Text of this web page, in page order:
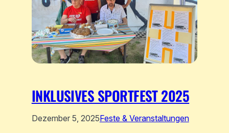
INKLUSIVES SPORTFEST 2025
Dezember 5, 2025Feste & Veranstaltungen